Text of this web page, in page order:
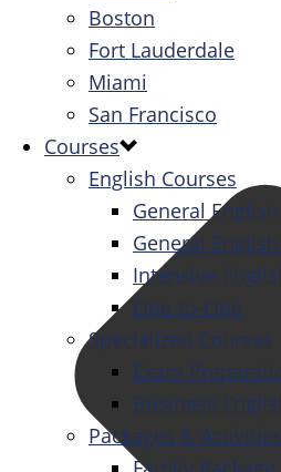
Boston
Fort Lauderdale
Miami
San Francisco
Courses
English Courses
General English
General
Intensive
One-to-One
Specialized Courses
Exam
Business
Packages & Activities